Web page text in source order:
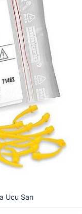
Ucu Sarı